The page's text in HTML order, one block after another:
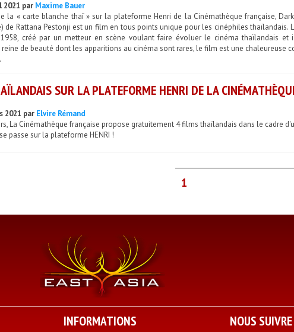
2021 par Maxime Bauer
la « carte blanche thaï » sur la plateforme Henri de la Cinémathèque française,
de Rattana Pestonji est un film en tous points unique pour les cinéphiles thaïlandais.
créé par un metteur en scène voulant faire évoluer le cinéma thaïlandais et
de beauté dont les apparitions au cinéma sont rares, le film est une chaleureuse
SUR LA PLATEFORME HENRI DE LA
2021 par Elvire Rémand
La Cinémathèque française propose gratuitement 4 films thaïlandais dans le cadre
passe sur la plateforme HENRI !
1
INFORMATIONS NOUS SUIVRE